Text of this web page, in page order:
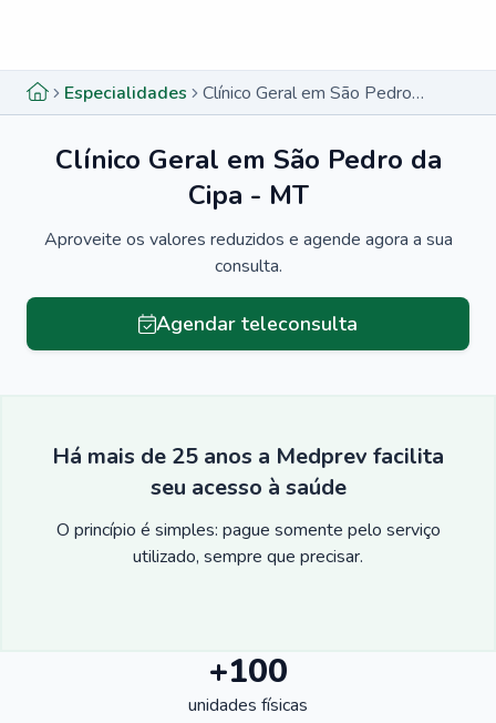
Especialidades Clínico Geral em São Pedro da Cipa - MT
Clínico Geral em São Pedro da
Cipa - MT
Aproveite os valores reduzidos e agende agora a sua
consulta.
Agendar teleconsulta
Há mais de 25 anos a Medprev facilita
seu acesso à saúde
O princípio é simples: pague somente pelo serviço
utilizado, sempre que precisar.
+100
unidades físicas